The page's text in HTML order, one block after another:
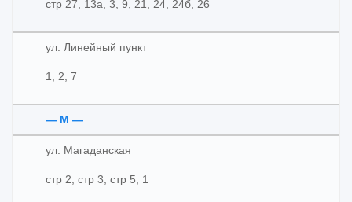
стр 27, 13а, 3, 9, 21, 24, 24б, 26
ул. Линейный пункт
1, 2, 7
— М —
ул. Магаданская
стр 2, стр 3, стр 5, 1